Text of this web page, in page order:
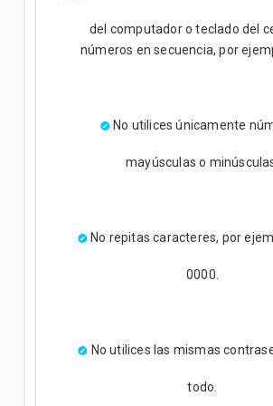
del computador o teclado del
números en secuencia, por
No utilices únicamente
mayúsculas o
No repitas caracteres, por
0000.
No utilices las mismas
todo.